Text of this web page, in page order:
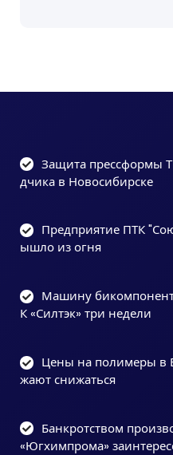
Защита прессформы
дчика в Новосибирске
Предприятие ПТК
ышло из огня
Машину
К «Силтэк» три недели
Цены на полимеры в
жают снижаться
Банкротством
«Югхимпрома»